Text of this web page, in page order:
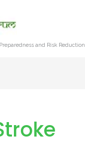
and Risk Reduction